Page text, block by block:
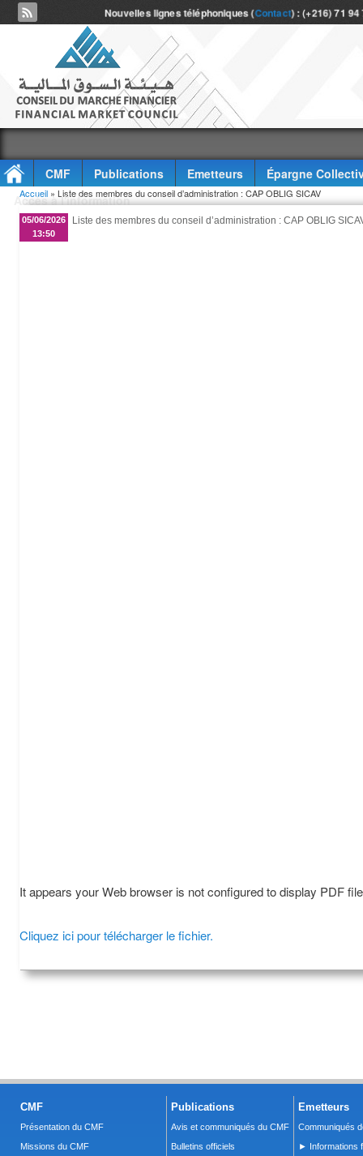
Nouvelles lignes téléphoniques (Contact) : (+216) 71
CMF Publications Emetteurs
Épargne
Accès à l'information
Vous êtes ici
Accueil » Liste des membres du conseil d’administration : CAP OBLIG SICAV
05/06/2026
13:50
Liste des membres du conseil d’administration : CAP OBLIG
It appears your Web browser is not configured to display PDF
Cliquez ici pour télécharger le fichier.
CMF
Présentation du CMF
Missions du CMF
Publications
Avis et communiqués du CMF
Bulletins officiels
Emetteurs
Communiqués
► Informations